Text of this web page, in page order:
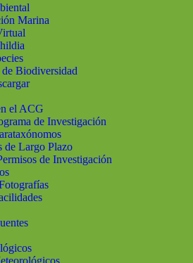
Marina
Biodiversidad
el ACG
de Investigación
de Largo Plazo
de Investigación